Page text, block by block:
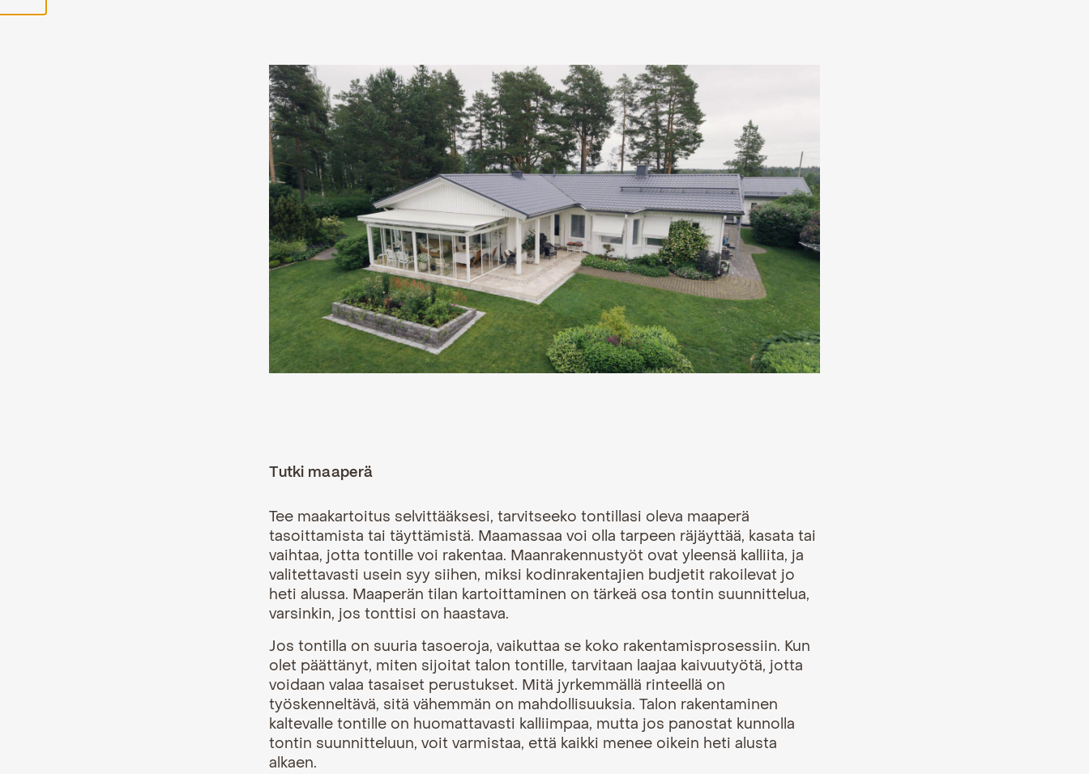
Tutki maaperä
Tee maakartoitus selvittääksesi, tarvitseeko tontillasi oleva maaperä
tasoittamista tai täyttämistä. Maamassaa voi olla tarpeen räjäyttää, kasata tai
vaihtaa, jotta tontille voi rakentaa. Maanrakennustyöt ovat yleensä kalliita, ja
valitettavasti usein syy siihen, miksi kodinrakentajien budjetit rakoilevat jo
heti alussa. Maaperän tilan kartoittaminen on tärkeä osatontin suunnittelua,
varsinkin, jos tonttisi on haastava.
Jos tontilla on suuria tasoeroja, vaikuttaa se koko rakentamisprosessiin. Kun
olet päättänyt, miten sijoitat talon tontille, tarvitaan laajaa kaivuutyötä, jotta
voidaan valaa tasaiset perustukset. Mitä jyrkemmällä rinteellä on
työskenneltävä, sitä vähemmän on mahdollisuuksia. Talon rakentaminen
kaltevalle tontille on huomattavasti kalliimpaa, mutta jos panostat kunnolla
tontin suunnitteluun, voit varmistaa, että kaikki menee oikein heti alusta
alkaen.